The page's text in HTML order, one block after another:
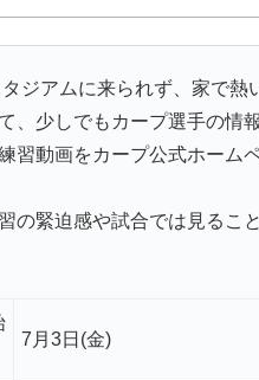
ジアムに来られず、家で
、少しでもカープ選手の情
習動画をカープ公式ホーム
の緊迫感や試合では見るこ
7月3日(金)